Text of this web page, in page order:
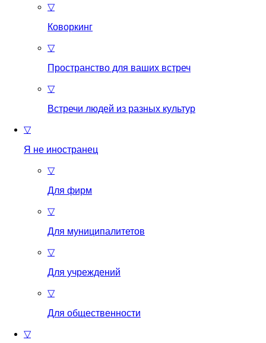
▽
Коворкинг
▽
Пространство для ваших встреч
▽
Встречи людей из разных культур
▽
Я не иностранец
▽
Для фирм
▽
Для муниципалитетов
▽
Для учреждений
▽
Для общественности
▽